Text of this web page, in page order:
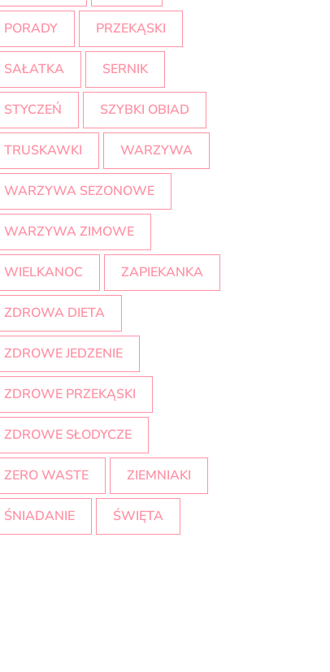
PORADY PRZEKĄSKI
SAŁATKA SERNIK
STYCZEŃ SZYBKI OBIAD
TRUSKAWKI WARZYWA
WARZYWA SEZONOWE
WARZYWA ZIMOWE
WIELKANOC ZAPIEKANKA
ZDROWA DIETA
ZDROWE JEDZENIE
ZDROWE PRZEKĄSKI
ZDROWE SŁODYCZE
ZERO WASTE ZIEMNIAKI
ŚNIADANIE ŚWIĘTA